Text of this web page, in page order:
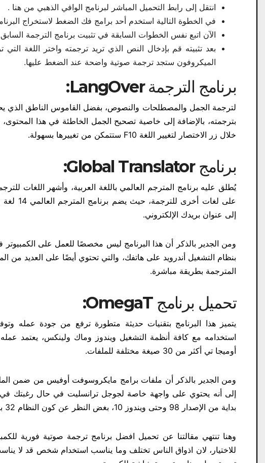
انتقل إلى رابط التحميل المباشر لبرنامج الوافي الذهبي من هنا .
في الخطوة التالية استخدم أحد برامج فك الضغط لاستخراج
الآن اتبع نفس الخطوات السابقة في تثبيت برنامج الترجمة
بعد تثبيته قم بإدخال النص الذي تريد ترجمته واختر اللغة
الميكروفون ستجد ترجمة صوتية واضحة عند الضغط عليها.
برنامج الترجمةLangOver:
بترجمته، بالإضافة إلى خاصية تصحيح الجمل الخاطئة في هذا
خلال زر الاختصار لتغيير اللغة F10 ستتمكن من تغييرها بسهولة.
برنامجGlobal Translator:
يُطلق عليه برنامج المترجم العالمي باللغة العربية، وأشهر اللغات
على
إلى عنوان بريدك الإلكتروني.
ومن الجدير بالذكر أن هذا البرنامج ليس مخصصًا للعمل على
بنظام التشغيل أندرويد على هاتفك، والتي تحتوي أيضًا على العديد من
المترجمة بطريقة مباشرة.
تحميل برنامجOmegaT:
يتميز هذا البرنامج بتقنيات حديثة متطورة ترفع من جودة عمله
استخدامه مع كافة أنظمة التشغيل ويندوز وماك ولينكس، يعتمد
أوميجا تي أكثر من 30 صيغة مختلفة للملفات.
ومن الجدير بالذكر أن ملفات برامج مايكروسوفت أوفيس من ضمن
إلى أنه يحتوي على واجهة خاصة لجوجل ترانسليت في حال رغبتك في
بداية من الإصدار 98 وحتى ويندوز 10، بغض النظر عن كون النظام 32 بت أو 64 بت.
وهنا تنتهي مقالتنا عن تحميل افضل برنامج ترجمة صوتية فورية
للاختيار، لان اذواق الناس تختلف وما يناسب استخدام شخص قد لا